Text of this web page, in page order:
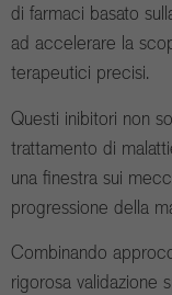
di farmaci basato
ad accelerare la
terapeutici precisi.
Questi inibitori non
trattamento di
una finestra sui
progressione della
Combinando
rigorosa validazione